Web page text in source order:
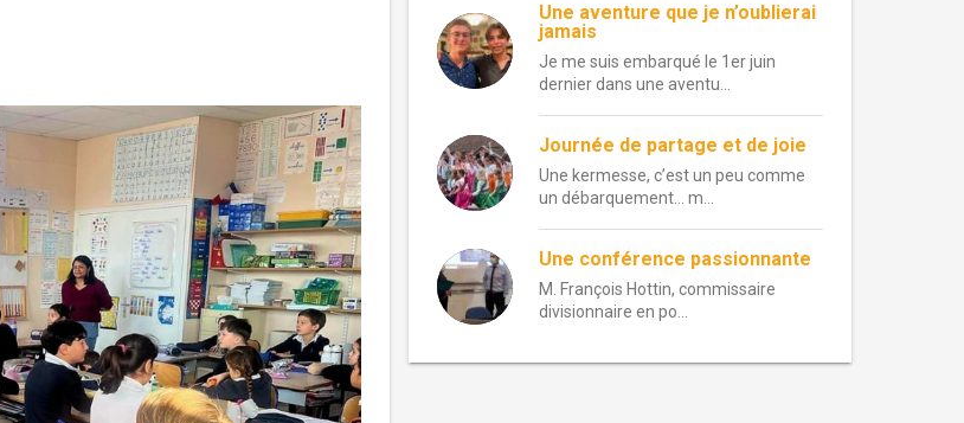
Une aventure que je n’oublierai
jamais
Je me suis embarqué le 1er juin
dernier dans une aventu...
Journée de partage et de joie
Une kermesse, c’est un peu comme
un débarquement… m...
Une conférence passionnante
M. François Hottin, commissaire
divisionnaire en po...